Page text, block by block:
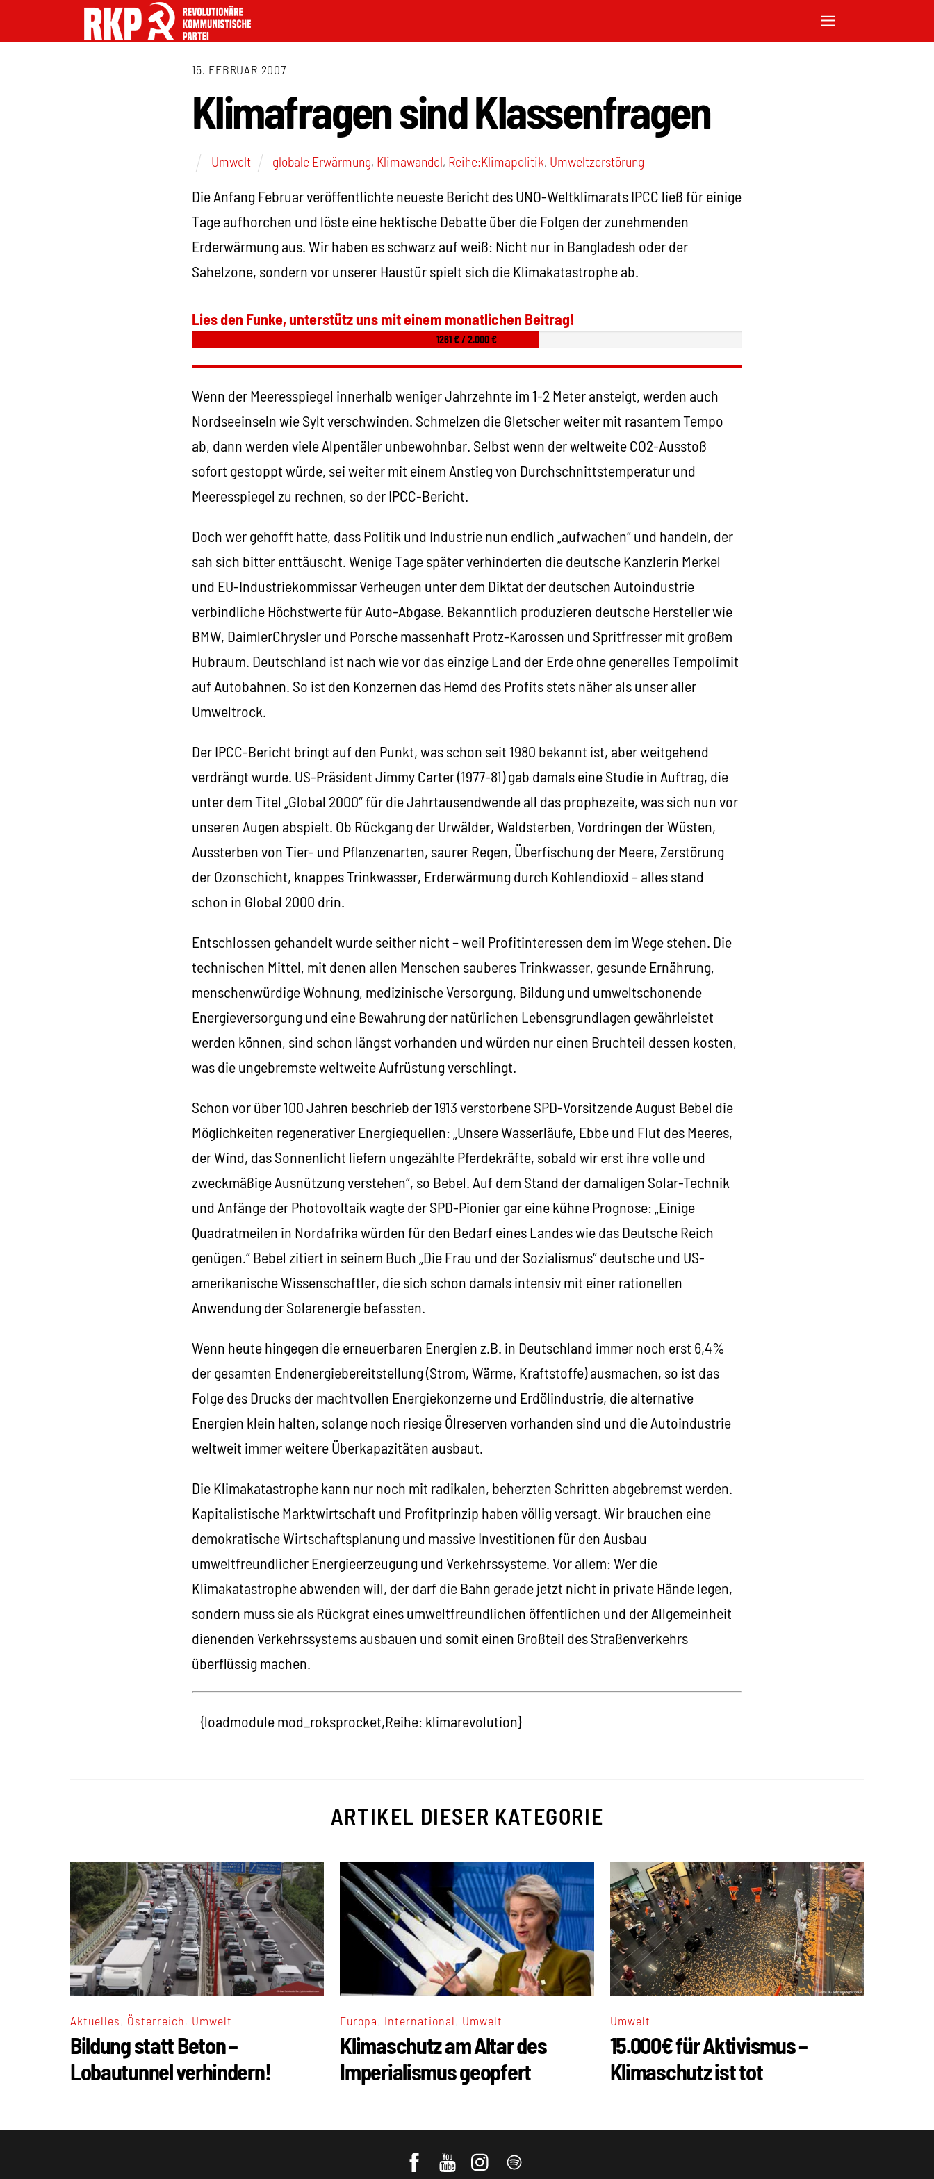
15. FEBRUAR 2007
Klimafragen sind Klassenfragen
Umwelt globale Erwärmung, Klimawandel, Reihe:Klimapolitik, Umweltzerstörung
Die Anfang Februar veröffentlichte neueste Bericht des UNO-Weltklimarats IPCC ließ für einige
Tage aufhorchen und löste eine hektische Debatte über die Folgen der zunehmenden
Erderwärmung aus. Wir haben es schwarz auf weiß: Nicht nur in Bangladesh oder der
Sahelzone, sondern vor unserer Haustür spielt sich die Klimakatastrophe ab.
Lies den Funke, unterstütz uns mit einem monatlichen Beitrag!
1261 € / 2.000 €
Wenn der Meeresspiegel innerhalb weniger Jahrzehnte im 1-2 Meter ansteigt, werden auch
Nordseeinseln wie Sylt verschwinden. Schmelzen die Gletscher weiter mit rasantem Tempo
ab, dann werden viele Alpentäler unbewohnbar. Selbst wenn der weltweite CO2-Ausstoß
sofort gestoppt würde, sei weiter mit einem Anstieg von Durchschnittstemperatur und
Meeresspiegel zu rechnen, so der IPCC-Bericht.
Doch wer gehofft hatte, dass Politik und Industrie nun endlich „aufwachen“ und handeln, der
sah sich bitter enttäuscht. Wenige Tage später verhinderten die deutsche Kanzlerin Merkel
und EU-Industriekommissar Verheugen unter dem Diktat der deutschen Autoindustrie
verbindliche Höchstwerte für Auto-Abgase. Bekanntlich produzieren deutsche Hersteller wie
BMW, DaimlerChrysler und Porsche massenhaft Protz-Karossen und Spritfresser mit großem
Hubraum. Deutschland ist nach wie vor das einzige Land der Erde ohne generelles Tempolimit
auf Autobahnen. So ist den Konzernen das Hemd des Profits stets näher als unser aller
Umweltrock.
Der IPCC-Bericht bringt auf den Punkt, was schon seit 1980 bekannt ist, aber weitgehend
verdrängt wurde. US-Präsident Jimmy Carter (1977-81) gab damals eine Studie in Auftrag, die
unter dem Titel „Global 2000“ für die Jahrtausendwende all das prophezeite, was sich nun vor
unseren Augen abspielt. Ob Rückgang der Urwälder, Waldsterben, Vordringen der Wüsten,
Aussterben von Tier- und Pflanzenarten, saurer Regen, Überfischung der Meere, Zerstörung
der Ozonschicht, knappes Trinkwasser, Erderwärmung durch Kohlendioxid – alles stand
schon in Global 2000 drin.
Entschlossen gehandelt wurde seither nicht – weil Profitinteressen dem im Wege stehen. Die
technischen Mittel, mit denen allen Menschen sauberes Trinkwasser, gesunde Ernährung,
menschenwürdige Wohnung, medizinische Versorgung, Bildung und umweltschonende
Energieversorgung und eine Bewahrung der natürlichen Lebensgrundlagen gewährleistet
werden können, sind schon längst vorhanden und würden nur einen Bruchteil dessen kosten,
was die ungebremste weltweite Aufrüstung verschlingt.
Schon vor über 100 Jahren beschrieb der 1913 verstorbene SPD-Vorsitzende August Bebel die
Möglichkeiten regenerativer Energiequellen: „Unsere Wasserläufe, Ebbe und Flut des Meeres,
der Wind, das Sonnenlicht liefern ungezählte Pferdekräfte, sobald wir erst ihre volle und
zweckmäßige Ausnützung verstehen“, so Bebel. Auf dem Stand der damaligen Solar-Technik
und Anfänge der Photovoltaik wagte der SPD-Pionier gar eine kühne Prognose: „Einige
Quadratmeilen in Nordafrika würden für den Bedarf eines Landes wie das Deutsche Reich
genügen.“ Bebel zitiert in seinem Buch „Die Frau und der Sozialismus“ deutsche und US-
amerikanische Wissenschaftler, die sich schon damals intensiv mit einer rationellen
Anwendung der Solarenergie befassten.
Wenn heute hingegen die erneuerbaren Energien z.B. in Deutschland immer noch erst 6,4%
der gesamten Endenergiebereitstellung (Strom, Wärme, Kraftstoffe) ausmachen, so ist das
Folge des Drucks der machtvollen Energiekonzerne und Erdölindustrie, die alternative
Energien klein halten, solange noch riesige Ölreserven vorhanden sind und die Autoindustrie
weltweit immer weitere Überkapazitäten ausbaut.
Die Klimakatastrophe kann nur noch mit radikalen, beherzten Schritten abgebremst werden.
Kapitalistische Marktwirtschaft und Profitprinzip haben völlig versagt. Wir brauchen eine
demokratische Wirtschaftsplanung und massive Investitionen für den Ausbau
umweltfreundlicher Energieerzeugung und Verkehrssysteme. Vor allem: Wer die
Klimakatastrophe abwenden will, der darf die Bahn gerade jetzt nicht in private Hände legen,
sondern muss sie als Rückgrat eines umweltfreundlichen öffentlichen und der Allgemeinheit
dienenden Verkehrssystems ausbauen und somit einen Großteil des Straßenverkehrs
überflüssig machen.
{loadmodule mod_roksprocket,Reihe: klimarevolution}
ARTIKEL DIESER KATEGORIE
Aktuelles Österreich Umwelt
Bildung statt Beton –
Lobautunnel verhindern!
Europa International Umwelt
Klimaschutz am Altar des
Imperialismus geopfert
Umwelt
15.000€ für Aktivismus –
Klimaschutz ist tot